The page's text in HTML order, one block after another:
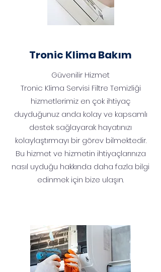
Tronic Klima Bakım
Güvenilir Hizmet
Tronic Klima Servisi Filtre Temizliği
hizmetlerimiz en çok ihtiyaç
duyduğunuz anda kolay ve kapsamlı
destek sağlayarak hayatınızı
kolaylaştırmayı bir görev bilmektedir.
Bu hizmet ve hizmetin ihtiyaçlarınıza
nasıl uyduğu hakkında daha fazla bilgi
edinmek için bize ulaşın.